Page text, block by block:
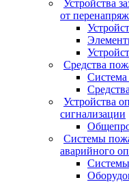
Устройства
от
Средства
Устройства
сигнализации
Системы
аварийного